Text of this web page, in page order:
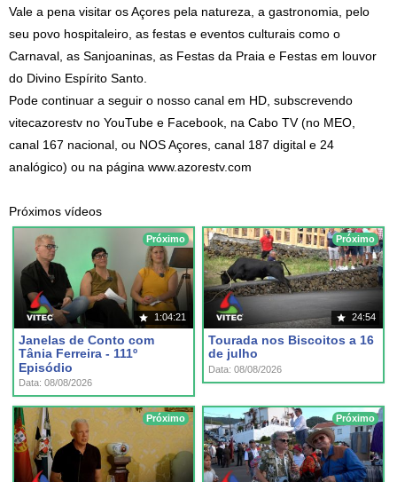
Vale a pena visitar os Açores pela natureza, a gastronomia, pelo
seu povo hospitaleiro, as festas e eventos culturais como o
Carnaval, as Sanjoaninas, as Festas da Praia e Festas em louvor
do Divino Espírito Santo.
Pode continuar a seguir o nosso canal em HD, subscrevendo
vitecazorestv no YouTube e Facebook, na Cabo TV (no MEO,
canal 167 nacional, ou NOS Açores, canal 187 digital e 24
analógico) ou na página www.azorestv.com
Próximos vídeos
Próximo
1:04:21
Janelas de Conto com
Tânia Ferreira - 111º
Episódio
Data: 08/08/2026
Próximo
24:54
Tourada nos Biscoitos a 16
de julho
Data: 08/08/2026
Próximo Próximo